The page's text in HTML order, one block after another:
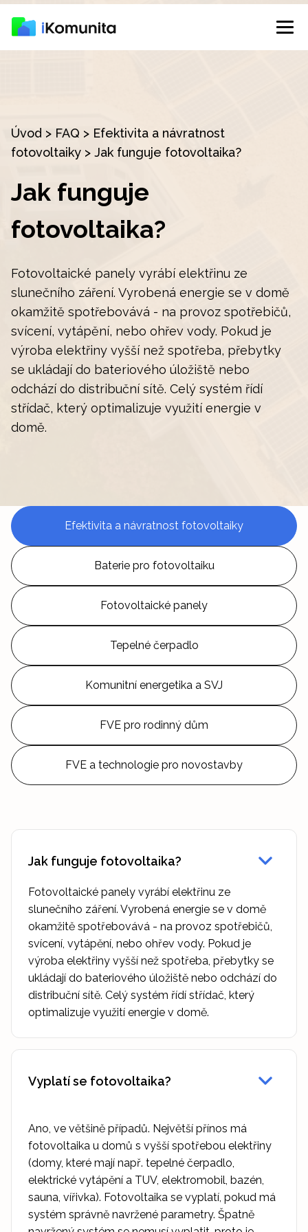
Úvod > FAQ > Efektivita a návratnost
fotovoltaiky > Jak funguje fotovoltaika?
Jak funguje
fotovoltaika?
Fotovoltaické panely vyrábí elektřinu ze
slunečního záření. Vyrobená energie se v domě
okamžitě spotřebovává - na provoz spotřebičů,
svícení, vytápění, nebo ohřev vody. Pokud je
výroba elektřiny vyšší než spotřeba, přebytky
se ukládají do bateriového úložiště nebo
odchází do distribuční sítě. Celý systém řídí
střídač, který optimalizuje využití energie v
domě.
Efektivita a návratnost fotovoltaiky
Baterie pro fotovoltaiku
Fotovoltaické panely
Tepelné čerpadlo
Komunitní energetika a SVJ
FVE pro rodinný dům
FVE a technologie pro novostavby
Jak funguje fotovoltaika?
Fotovoltaické panely vyrábí elektřinu ze
slunečního záření. Vyrobená energie se v domě
okamžitě spotřebovává - na provoz spotřebičů,
svícení, vytápění, nebo ohřev vody. Pokud je
výroba elektřiny vyšší než spotřeba, přebytky se
ukládají do bateriového úložiště nebo odchází do
distribuční sítě. Celý systém řídí střídač, který
optimalizuje využití energie v domě.
Vyplatí se fotovoltaika?
Ano, ve většině případů. Největší přínos má
fotovoltaika u domů s vyšší spotřebou elektřiny
(domy, které mají např. tepelné čerpadlo,
elektrické vytápění a TUV, elektromobil, bazén,
sauna, vířivka). Fotovoltaika se vyplatí, pokud má
systém správně navržené parametry. Špatně